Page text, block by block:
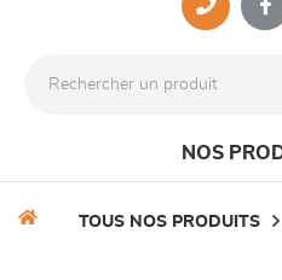
NOS
TOUS NOS PRODUITS